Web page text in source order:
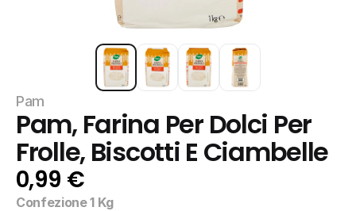
Pam
Pam, Farina Per Dolci Per
Frolle, Biscotti E Ciambelle
0,99 €
Confezione 1 Kg